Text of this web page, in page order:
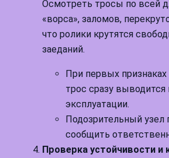
Осмотреть тросы по всей
«ворса», заломов,
что ролики крутятся
заеданий.
При первых
трос сразу выводится
эксплуатации.
Подозрительный узел
сообщить
Проверка устойчивости и